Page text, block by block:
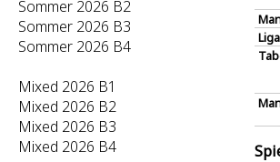
Sommer 2026 B2
Sommer 2026 B3
Sommer 2026 B4
Mixed 2026 B1
Mixed 2026 B2
Mixed 2026 B3
Mixed 2026 B4
Liga